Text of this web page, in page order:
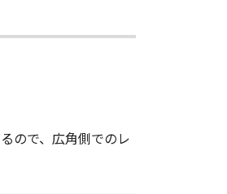
ので、広角側でのレ